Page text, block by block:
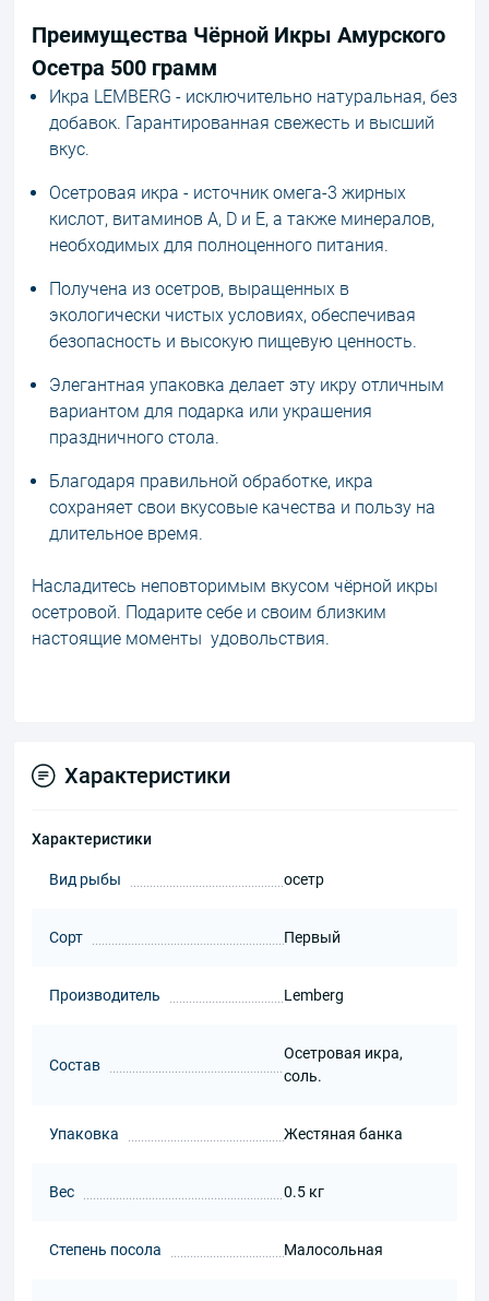
Преимущества Чёрной Икры Амурского
Осетра 500 грамм
Икра LEMBERG - исключительно натуральная, без
добавок. Гарантированная свежесть и высший
вкус.
Осетровая икра - источник омега-3 жирных
кислот, витаминов A, D и E, а также минералов,
необходимых для полноценного питания.
Получена из осетров, выращенных в
экологически чистых условиях, обеспечивая
безопасность и высокую пищевую ценность.
Элегантная упаковка делает эту икру отличным
вариантом для подарка или украшения
праздничного стола.
Благодаря правильной обработке, икра
сохраняет свои вкусовые качества и пользу на
длительное время.
Насладитесь неповторимым вкусом чёрной икры
осетровой. Подарите себе и своим близким
настоящие моменты удовольствия.
Характеристики
Характеристики
Вид рыбы осетр
Сорт Первый
Производитель Lemberg
Состав
Осетровая икра,
соль.
Упаковка Жестяная банка
Вес 0.5 кг
Степень посола Малосольная